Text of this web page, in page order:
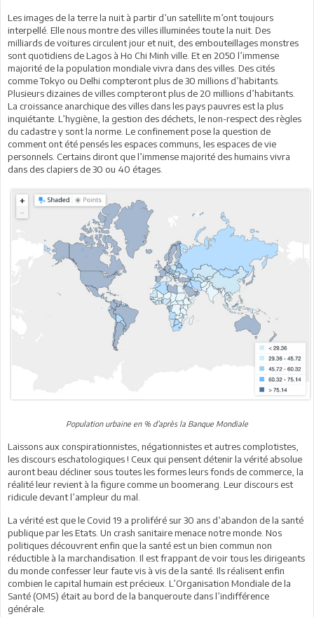
Les images de la terre la nuit à partir d’un satellite m’ont toujours
interpellé. Elle nous montre des villes illuminées toute la nuit. Des
milliards de voitures circulent jour et nuit, des embouteillages monstres
sont quotidiens de Lagos à Ho Chi Minh ville. Et en 2050 l’immense
majorité de la population mondiale vivra dans des villes. Des cités
comme Tokyo ou Delhi compteront plus de 30 millions d’habitants.
Plusieurs dizaines de villes compteront plus de 20 millions d’habitants.
La croissance anarchique des villes dans les pays pauvres est la plus
inquiétante. L’hygiène, la gestion des déchets, le non-respect des règles
du cadastre y sont la norme. Le confinement pose la question de
comment ont été pensés les espaces communs, les espaces de vie
personnels. Certains diront que l’immense majorité des humains vivra
dans des clapiers de 30 ou 40 étages.
Population urbaine en % d’après la Banque Mondiale
Laissons aux conspirationnistes, négationnistes et autres complotistes,
les discours eschatologiques ! Ceux qui pensent détenir la vérité absolue
auront beau décliner sous toutes les formes leurs fonds de commerce, la
réalité leur revient à la figure comme un boomerang. Leur discours est
ridicule devant l’ampleur du mal.
La vérité est que le Covid 19 a proliféré sur 30 ans d’abandon de la santé
publique par les Etats. Un crash sanitaire menace notre monde. Nos
politiques découvrent enfin que la santé est un bien commun non
réductible à la marchandisation. Il est frappant de voir tous les dirigeants
du monde confesser leur faute vis à vis de la santé. Ils réalisent enfin
combien le capital humain est précieux. L’Organisation Mondiale de la
Santé (OMS) était au bord de la banqueroute dans l’indifférence
générale.